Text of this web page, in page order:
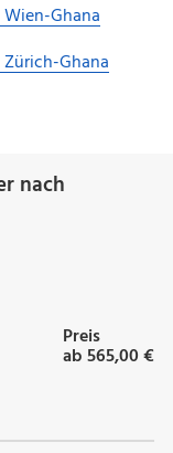
Ghana
Ghana
nach
Preis
ab 565,00 €